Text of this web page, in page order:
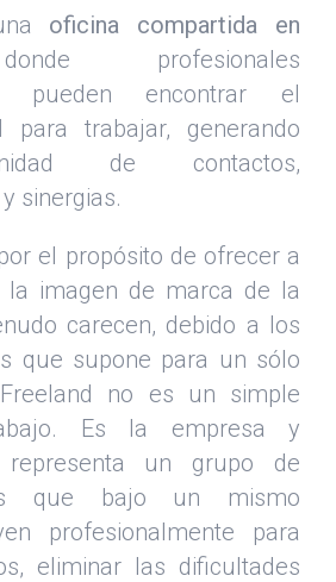
oficina compartida en
profesionales
pueden encontrar el
para trabajar, generando
de contactos,
sinergias.
el propósito de ofrecer a
la imagen de marca de la
carecen, debido a los
que supone para un sólo
no es un simple
Es la empresa y
representa un grupo de
que bajo un mismo
profesionalmente para
eliminar las dificultades